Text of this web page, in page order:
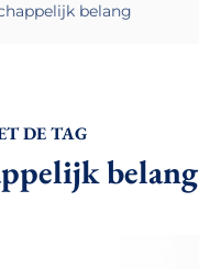
belang
DE TAG
belang